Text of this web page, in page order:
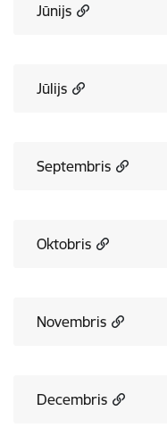
Jūnijs
Jūlijs
Septembris
Oktobris
Novembris
Decembris